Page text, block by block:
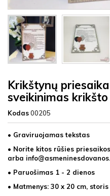
Krikštynų
sveikinimas
Kodas00205
• Graviruojamas tekstas
• Norite kitos rūšies
arba
• Paruošimas 1 - 2 dienos
• Matmenys: 30 x 20 cm,